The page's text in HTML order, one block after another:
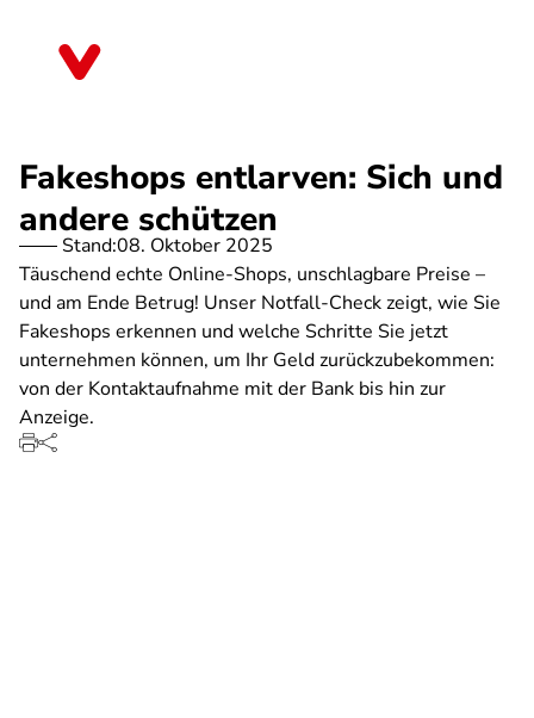
Fakeshops entlarven: Sich und
andere schützen
Stand:08. Oktober 2025
Täuschend echte Online-Shops, unschlagbare Preise –
und am Ende Betrug! Unser Notfall-Check zeigt, wie Sie
Fakeshops erkennen und welche Schritte Sie jetzt
unternehmen können, um Ihr Geld zurückzubekommen:
von der Kontaktaufnahme mit der Bank bis hin zur
Anzeige.